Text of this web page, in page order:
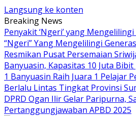
Langsung ke konten
Breaking News
Penyakit ‘Ngeri’ yang
“Ngeri” Yang Mengelilingi
Resmikan Pusat Persemaian
Banyuasin, Kapasitas 10 Juta
1 Banyuasin Raih Juara 1 Pelajar
Berlalu Lintas Tingkat Provinsi
DPRD Ogan Ilir Gelar Paripurna,
Pertanggungjawaban APBD 2025